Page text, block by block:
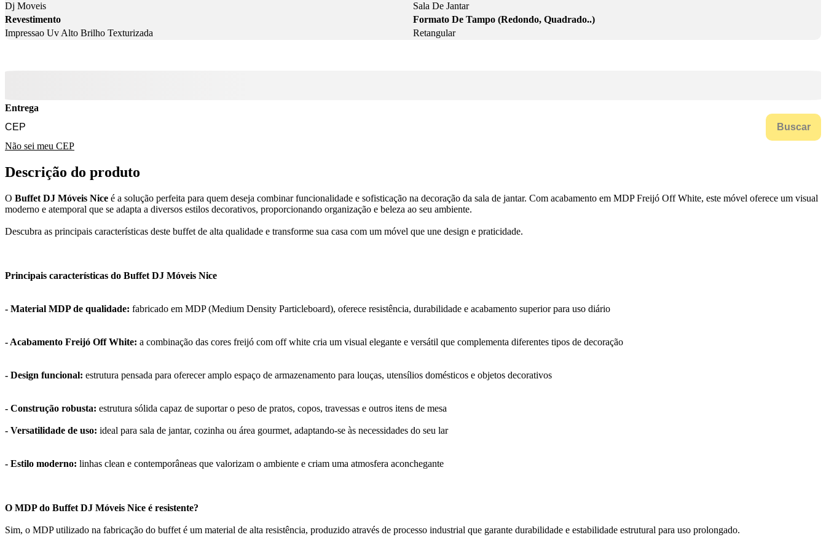
Dj Moveis
Sala De Jantar
Revestimento
Impressao Uv Alto Brilho Texturizada
Formato De Tampo (Redondo, Quadrado..)
Retangular
Entrega
Buscar
Não sei meu CEP
Descrição do produto
O Buffet DJ Móveis Nice é a solução perfeita para quem deseja combinar funcionalidade e sofisticação na decoração da sala de jantar. Com acabamento em MDP Freijó Off White, este móvel oferece um visual
moderno e atemporal que se adapta a diversos estilos decorativos, proporcionando organização e beleza ao seu ambiente.
Descubra as principais características deste buffet de alta qualidade e transforme sua casa com um móvel que une design e praticidade.
Principais características do Buffet DJ Móveis Nice
- Material MDP de qualidade: fabricado em MDP (Medium Density Particleboard), oferece resistência, durabilidade e acabamento superior para uso diário
- Acabamento Freijó Off White: a combinação das cores freijó com off white cria um visual elegante e versátil que complementa diferentes tipos de decoração
- Design funcional: estrutura pensada para oferecer amplo espaço de armazenamento para louças, utensílios domésticos e objetos decorativos
- Construção robusta: estrutura sólida capaz de suportar o peso de pratos, copos, travessas e outros itens de mesa
- Versatilidade de uso: ideal para sala de jantar, cozinha ou área gourmet, adaptando-se às necessidades do seu lar
- Estilo moderno: linhas clean e contemporâneas que valorizam o ambiente e criam uma atmosfera aconchegante
O MDP do Buffet DJ Móveis Nice é resistente?
Sim, o MDP utilizado na fabricação do buffet é um material de alta resistência, produzido através de processo industrial que garante durabilidade e estabilidade estrutural para uso prolongado.